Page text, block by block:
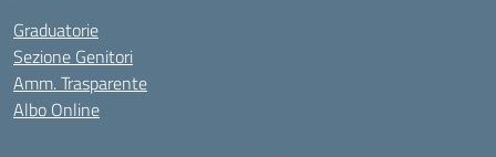
Graduatorie
Sezione Genitori
Amm. Trasparente
Albo Online